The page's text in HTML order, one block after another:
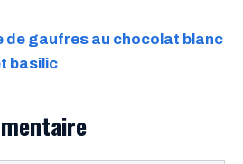
de gaufres au chocolat blanc
basilic